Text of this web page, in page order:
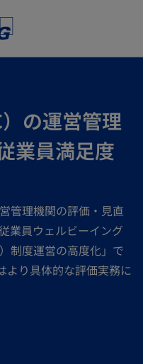
の運営管理
業員満足度
管理機関の評価・見直
業員ウェルビーイング
制度運営の高度化」で
より具体的な評価実務に